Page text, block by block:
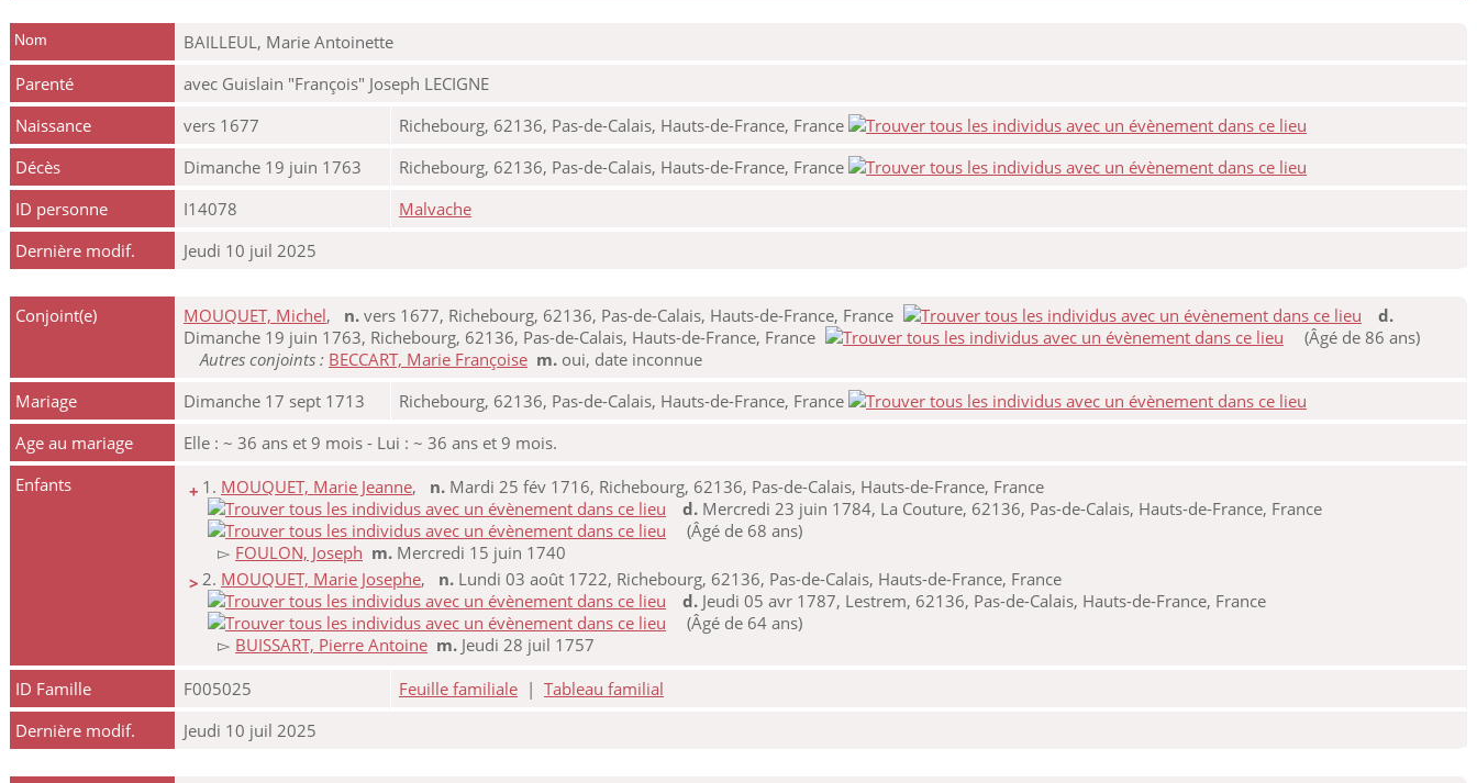
Nom BAILLEUL, Marie Antoinette
Parenté
avec Guislain "François" Joseph LECIGNE
Naissance
vers 1677
Richebourg, 62136, Pas-de-Calais, Hauts-de-France, France
Décès
Dimanche 19 juin 1763
Richebourg, 62136, Pas-de-Calais, Hauts-de-France, France
ID personne
I14078
Malvache
Dernière modif.
Jeudi 10 juil 2025
Conjoint(e) MOUQUET, Michel, n. vers 1677, Richebourg, 62136, Pas-de-Calais, Hauts-de-France, France
d.
Dimanche 19 juin 1763, Richebourg, 62136, Pas-de-Calais, Hauts-de-France, France
(Âgé de 86 ans)
Autres conjoints : BECCART, Marie Françoise m. oui, date inconnue
Mariage
Dimanche 17 sept 1713
Richebourg, 62136, Pas-de-Calais, Hauts-de-France, France
Age au mariage
Elle : ~ 36 ans et 9 mois - Lui : ~ 36 ans et 9 mois.
Enfants
+ 1. MOUQUET, Marie Jeanne, n. Mardi 25 fév 1716, Richebourg, 62136, Pas-de-Calais, Hauts-de-France, France
d. Mercredi 23 juin 1784, La Couture, 62136, Pas-de-Calais, Hauts-de-France, France
(Âgé de 68 ans)
▻ FOULON, Joseph m. Mercredi 15 juin 1740
> 2. MOUQUET, Marie Josephe, n. Lundi 03 août 1722, Richebourg, 62136, Pas-de-Calais, Hauts-de-France, France
d. Jeudi 05 avr 1787, Lestrem, 62136, Pas-de-Calais, Hauts-de-France, France
(Âgé de 64 ans)
▻ BUISSART, Pierre Antoine m. Jeudi 28 juil 1757
ID Famille
F005025 Feuille familiale | Tableau familial
Dernière modif.
Jeudi 10 juil 2025